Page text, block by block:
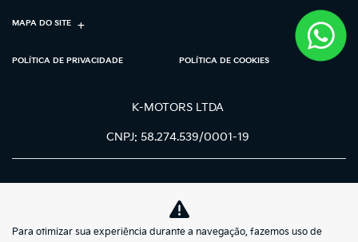
MAPA DO SITE
POLÍTICA DE PRIVACIDADE POLÍTICA DE COOKIES
K-MOTORS LTDA
CNPJ: 58.274.539/0001-19
Para otimizar sua experiência durante a navegação, fazemos uso de